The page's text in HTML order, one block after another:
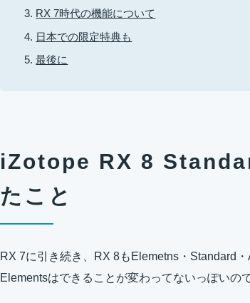
RX 7時代の機能について
日本での限定特典も
最後に
iZotope RX 8
たこと
RX 7に引き続き、RX 8もElemetns・Standard
Elementsはできることが変わってないっぽいの